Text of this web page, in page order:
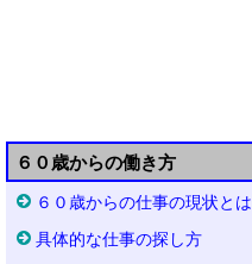
６０歳からの働き方
６０歳からの仕事の現状とは
具体的な仕事の探し方